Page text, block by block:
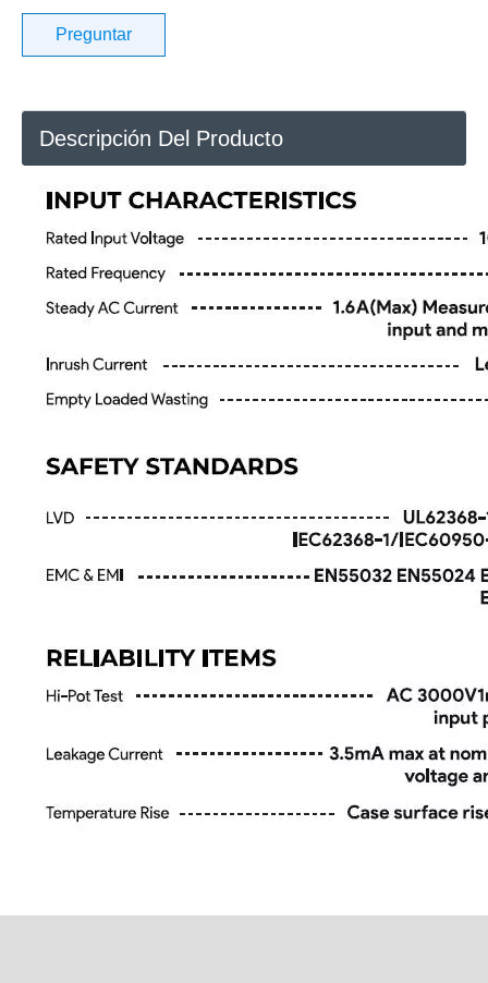
Preguntar
Descripción Del Producto